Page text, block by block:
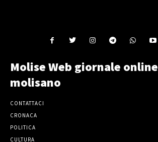
Molise Web giornale online
molisano
CONTATTACI
CRONACA
POLITICA
CULTURA